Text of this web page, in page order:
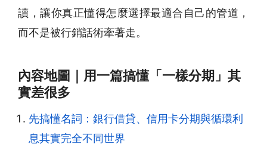
讀，讓你真正懂得怎麼選擇最適合自己的管道，
而不是被行銷話術牽著走。
內容地圖｜用一篇搞懂「一樣分期」其
實差很多
先搞懂名詞：銀行借貸、信用卡分期與循環利
息其實完全不同世界